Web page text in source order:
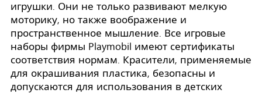
игрушки. Они не только развивают мелкую
моторику, но также воображение и
пространственное мышление. Все игровые
наборы фирмы Playmobil имеют сертификаты
соответствия нормам. Красители, применяемые
для окрашивания пластика, безопасны и
допускаются для использования в детских